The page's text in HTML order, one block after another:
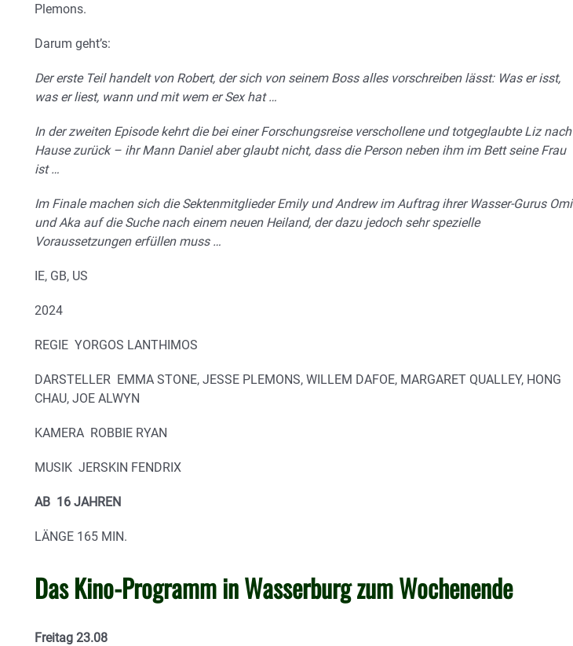
Plemons.
Darum geht’s:
Der erste Teil handelt von Robert, der sich von seinem Boss alles vorschreiben lässt: Was er isst,
was er liest, wann und mit wem er Sex hat …
In der zweiten Episode kehrt die bei einer Forschungsreise verschollene und totgeglaubte Liz nach
Hause zurück – ihr Mann Daniel aber glaubt nicht, dass die Person neben ihm im Bett seine Frau
ist …
Im Finale machen sich die Sektenmitglieder Emily und Andrew im Auftrag ihrer Wasser-Gurus Omi
und Aka auf die Suche nach einem neuen Heiland, der dazu jedoch sehr spezielle
Voraussetzungen erfüllen muss …
IE, GB, US
2024
REGIE YORGOS LANTHIMOS
DARSTELLER EMMA STONE, JESSE PLEMONS, WILLEM DAFOE, MARGARET QUALLEY, HONG
CHAU, JOE ALWYN
KAMERA ROBBIE RYAN
MUSIK JERSKIN FENDRIX
AB 16 JAHREN
LÄNGE 165 MIN.
Das Kino-Programm in Wasserburg zum Wochenende
Freitag 23.08